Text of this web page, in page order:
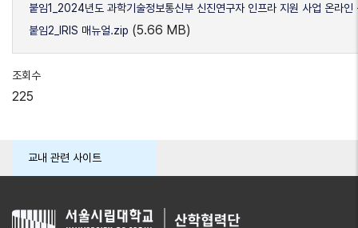
붙임1_2024년도 과학기술정보통신부 신진연구자 인프라 지원 사업 온라
붙임2_IRIS 매뉴얼.zip (5.66 MB)
조회수
225
교내 관련 사이트